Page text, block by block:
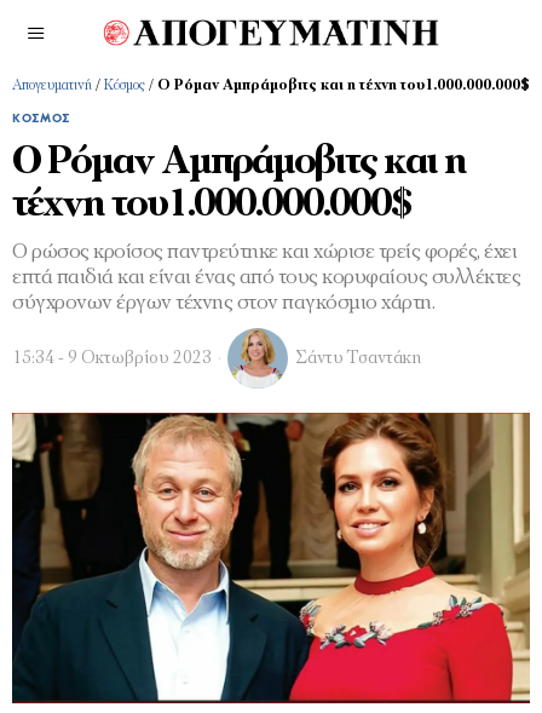
Απογευματινή / Κόσμος / Ο Ρόμαν Αμπράμοβιτς και η τέχνη του1.000.000.000$
ΚΌΣΜΟΣ
Ο Ρόμαν Αμπράμοβιτς και η
τέχνη του1.000.000.000$
Ο ρώσος κροίσος παντρεύτηκε και χώρισε τρείς φορές, έχει
επτά παιδιά και είναι ένας από τους κορυφαίους συλλέκτες
σύγχρονων έργων τέχνης στον παγκόσμιο χάρτη.
15:34 - 9 Οκτωβρίου 2023 Σάντυ Τσαντάκη